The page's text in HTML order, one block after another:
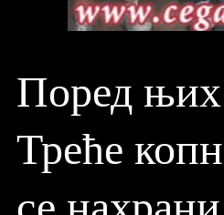
Поред
Треће